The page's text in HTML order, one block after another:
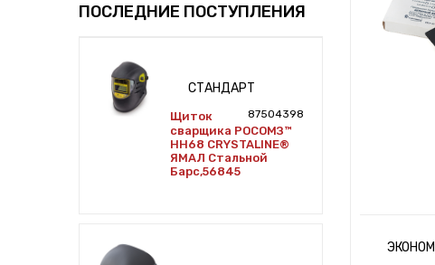
ПОСЛЕДНИЕ ПОСТУПЛЕНИЯ
СТАНДАРТ
87504398
Щиток
сварщика РОСОМЗ™
НН68 CRYSTALINE®
ЯМАЛ Стальной
Барс,56845
ЭКОНОМ